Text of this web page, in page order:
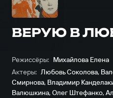
ВЕРУЮ В
Режиссёры: Михайлова Елена
Актеры: Любовь Соколова,
Смирнова, Владимир
Валюшкина,Олег Штефанко,